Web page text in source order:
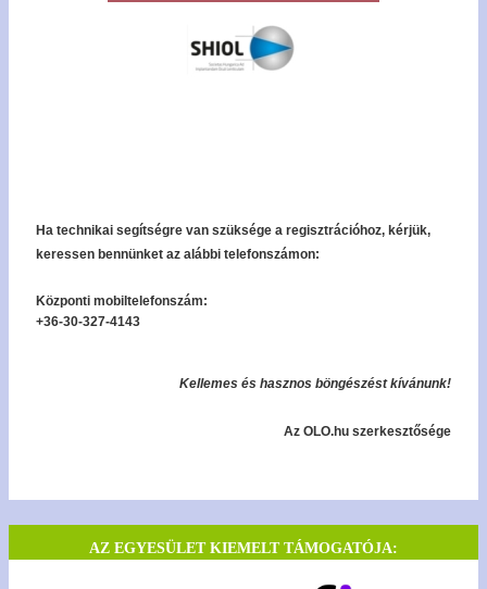
Ha technikai segítségre van szüksége a regisztrációhoz, kérjük,
keressen bennünket az alábbi telefonszámon:
Központi mobiltelefonszám:
+36-30-327-4143
Kellemes és hasznos böngészést kívánunk!
Az OLO.hu szerkesztősége
AZ EGYESÜLET KIEMELT TÁMOGATÓJA: